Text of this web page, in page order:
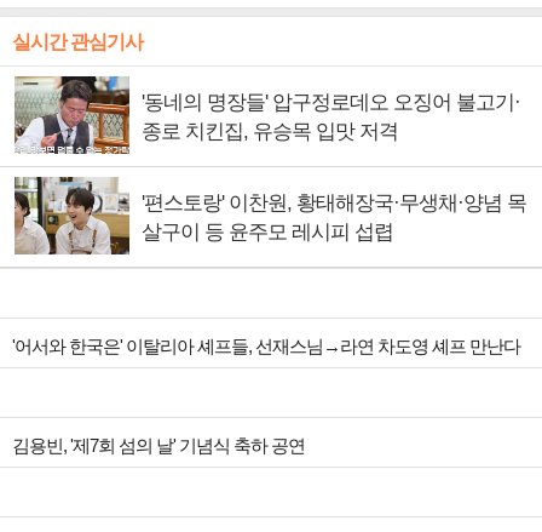
실시간 관심기사
'동네의 명장들' 압구정로데오 오징어 불고기·
종로 치킨집, 유승목 입맛 저격
'편스토랑' 이찬원, 황태해장국·무생채·양념 목
살구이 등 윤주모 레시피 섭렵
'어서와 한국은' 이탈리아 셰프들, 선재스님→라연 차도영 셰프 만난다
김용빈, '제7회 섬의 날' 기념식 축하 공연